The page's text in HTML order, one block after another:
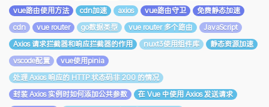
vue路由使用方法
cdn加速 axios vue路由守卫
免费静态加速
cdn
vue router go数据类型 vue router 多个路由
JavaScript
Axios 请求拦截器和响应拦截器的作用
nuxt3使用组件库
静态资源加速
vscode配置
vue使用pinia
处理 Axios 响应的 HTTP 状态码非 200 的情况
封装 Axios 实例时如何添加公共参数
在 Vue 中使用 Axios 发送请求